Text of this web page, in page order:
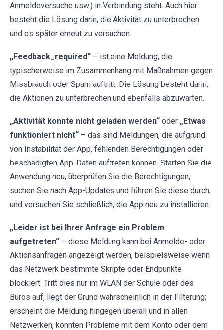
Anmeldeversuche usw.) in Verbindung steht. Auch hier
besteht die Lösung darin, die Aktivität zu unterbrechen
und es später erneut zu versuchen.
„Feedback_required“ – ist eine Meldung, die
typischerweise im Zusammenhang mit Maßnahmen gegen
Missbrauch oder Spam auftritt. Die Lösung besteht darin,
die Aktionen zu unterbrechen und ebenfalls abzuwarten.
„Aktivität konnte nicht geladen werden“ oder „Etwas
funktioniert nicht“ – das sind Meldungen, die aufgrund
von Instabilität der App, fehlenden Berechtigungen oder
beschädigten App-Daten auftreten können. Starten Sie die
Anwendung neu, überprüfen Sie die Berechtigungen,
suchen Sie nach App-Updates und führen Sie diese durch,
und versuchen Sie schließlich, die App neu zu installieren.
„Leider ist bei Ihrer Anfrage ein Problem
aufgetreten“ – diese Meldung kann bei Anmelde- oder
Aktionsanfragen angezeigt werden, beispielsweise wenn
das Netzwerk bestimmte Skripte oder Endpunkte
blockiert. Tritt dies nur im WLAN der Schule oder des
Büros auf, liegt der Grund wahrscheinlich in der Filterung;
erscheint die Meldung hingegen überall und in allen
Netzwerken, könnten Probleme mit dem Konto oder dem